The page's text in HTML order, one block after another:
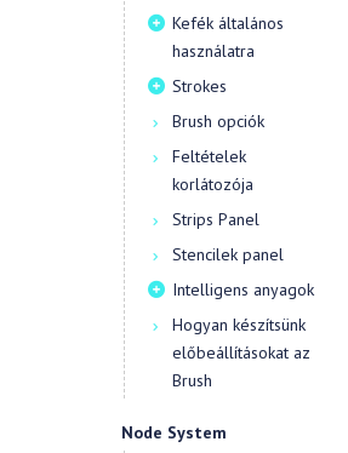
Kefék általános
használatra
Strokes
Brush opciók
Feltételek
korlátozója
Strips Panel
Stencilek panel
Intelligens anyagok
Hogyan készítsünk
előbeállításokat az
Brush
Node System